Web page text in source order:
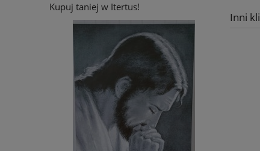
Kupuj taniej w Itertus!
Inni